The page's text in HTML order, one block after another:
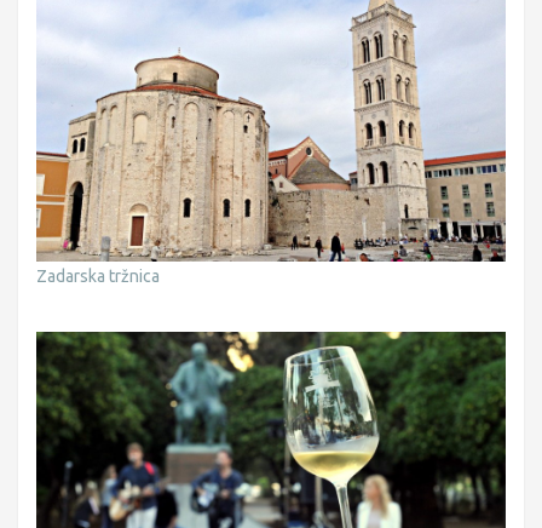
Zadarska tržnica